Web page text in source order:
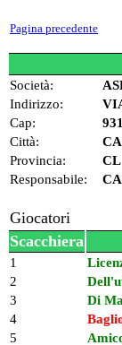
Pagina precedente
Società:
Indirizzo:
Cap:
Città:
Provincia:
Responsabile:
Giocatori
Scacchiera
1
2
3
Di
4
5